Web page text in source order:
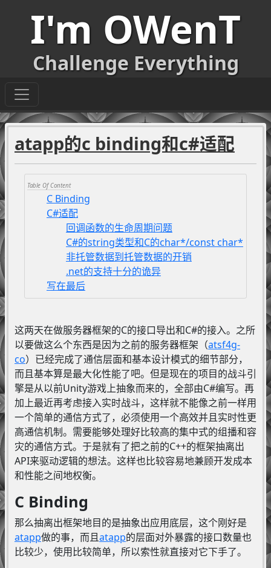
I'm OWenT
Challenge Everything
atapp的c binding和c#适配
C Binding
C#适配
回调函数的生命周期问题
C#的string类型和C的char*/const char*
非托管数据到托管数据的开销
.net的支持十分的诡异
写在最后
这两天在做服务器框架的C的接口导出和C#的接入。之所
以要做这么个东西是因为之前的服务器框架（atsf4g-
co）已经完成了通信层面和基本设计模式的细节部分，
而且基本算是最大化性能了吧。但是现在的项目的战斗引
擎是从以前Unity游戏上抽象而来的，全部由C#编写。再
加上最近再考虑接入实时战斗，这样就不能像之前一样用
一个简单的通信方式了，必须使用一个高效并且实时性更
高通信机制。需要能够处理好比较高的集中式的组播和容
灾的通信方式。于是就有了把之前的C++的框架抽离出
API来驱动逻辑的想法。这样也比较容易地兼顾开发成本
和性能之间地权衡。
C Binding
那么抽离出框架地目的是抽象出应用底层，这个刚好是
atapp做的事，而且atapp的层面对外暴露的接口数量也
比较少，使用比较简单，所以索性就直接对它下手了。